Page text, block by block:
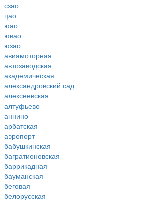
сзао
цао
юао
ювао
юзао
авиамоторная
автозаводская
академическая
александровский сад
алексеевская
алтуфьево
аннино
арбатская
аэропорт
бабушкинская
багратионовская
баррикадная
бауманская
беговая
белорусская